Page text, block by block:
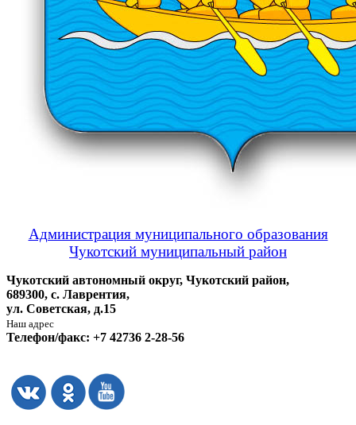
Администрация муниципального образования
Чукотский муниципальный район
Чукотский автономный округ, Чукотский район,
689300, с. Лаврентия,
ул. Советская, д.15
Наш адрес
Телефон/факс: +7 42736 2-28-56